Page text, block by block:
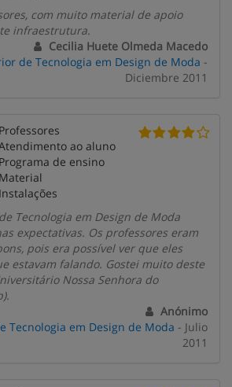
com muito material de apoio
infraestrutura.
Cecilia Huete Olmeda Macedo
de Tecnologia em Design de Moda -
Diciembre 2011
Professores
ao aluno
Programa de ensino
Material
Instalações
Tecnologia em Design de Moda
expectativas. Os professores eram
pois era possível ver que eles
estavam falando. Gostei muito deste
Nossa Senhora do
Anónimo
Tecnologia em Design de Moda - Julio
2011